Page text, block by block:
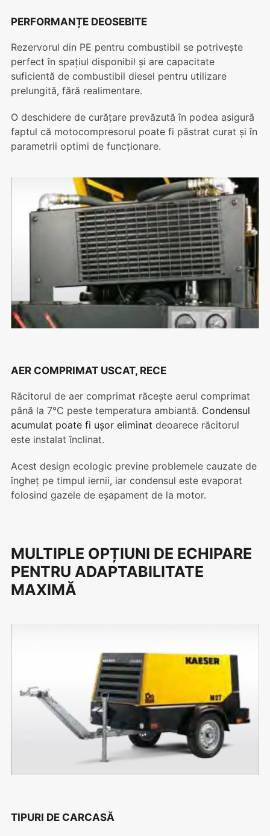
PERFORMANȚE DEOSEBITE
Rezervorul din PE pentru combustibil se potrivește
perfect în spațiul disponibil și are capacitate
suficientă de combustibil diesel pentru utilizare
prelungită, fără realimentare.
O deschidere de curățare prevăzută în podea asigură
faptul că motocompresorul poate fi păstrat curat și în
parametrii optimi de funcționare.
AER COMPRIMAT USCAT, RECE
Răcitorul de aer comprimat răcește aerul comprimat
până la 7°C peste temperatura ambiantă. Condensul
acumulat poate fi ușor eliminat deoarece răcitorul
este instalat înclinat.
Acest design ecologic previne problemele cauzate de
îngheț pe timpul iernii, iar condensul este evaporat
folosind gazele de eșapament de la motor.
MULTIPLE OPȚIUNI DE ECHIPARE
PENTRU ADAPTABILITATE
MAXIMĂ
TIPURI DE CARCASĂ